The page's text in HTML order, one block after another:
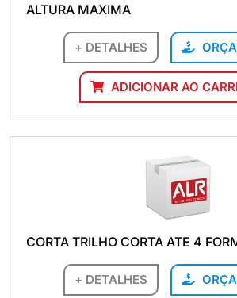
ALTURA MAXIMA
+ DETALHES
ADICIONAR AO
CORTA TRILHO CORTA ATE 4
+ DETALHES